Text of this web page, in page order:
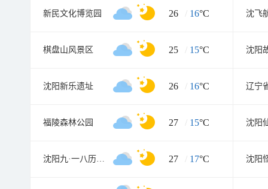
新民文化博览园 26 / 16°C 沈飞
棋盘山风景区 25 / 15°C 沈阳
沈阳新乐遗址 26 / 16°C 辽宁
福陵森林公园 27 / 15°C 沈阳
沈阳九·一八历史博物馆 27 / 17°C 沈阳